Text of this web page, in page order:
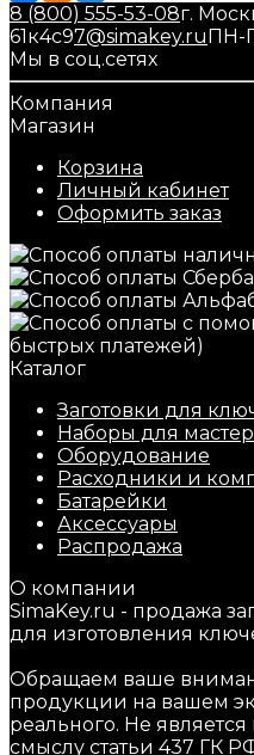
8 (800) 555-53-08г.
61к4с97@simakey.ruПН-
Мы в соц.сетях
Компания
Магазин
Корзина
Личный кабинет
Оформить заказ
Каталог
Заготовки для
Наборы для
Оборудование
Расходники и
Батарейки
Аксессуары
Распродажа
О компании
SimaKey.ru - продажа
для изготовления
Обращаем ваше
продукции на вашем
реального. Не
смыслу статьи 437 ГК